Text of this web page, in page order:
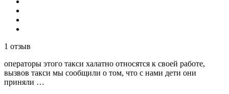
1 отзыв
операторы этого такси халатно относятся к своей работе,
вызвов такси мы сообщили о том, что с нами дети они
приняли …